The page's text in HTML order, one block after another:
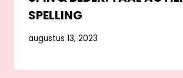
SPELLING
augustus 13, 2023